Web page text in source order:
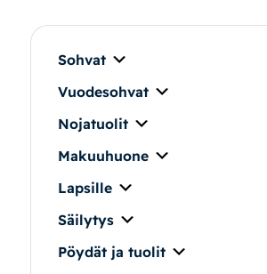
Pöydät ja tuolit
Säilytys
Työpöydät ja työtuolit
Matot
Ulkokalusteet
Sohvat
Vuodesohvat
Nojatuolit
Makuuhuone
Lapsille
Säilytys
Pöydät ja tuolit